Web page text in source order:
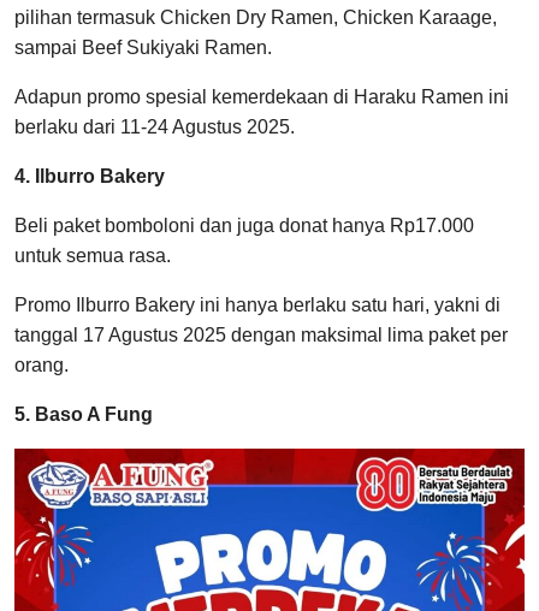
pilihan termasuk Chicken Dry Ramen, Chicken Karaage,
sampai Beef Sukiyaki Ramen.
Adapun promo spesial kemerdekaan di Haraku Ramen ini
berlaku dari 11-24 Agustus 2025.
4. Ilburro Bakery
Beli paket bomboloni dan juga donat hanya Rp17.000
untuk semua rasa.
Promo Ilburro Bakery ini hanya berlaku satu hari, yakni di
tanggal 17 Agustus 2025 dengan maksimal lima paket per
orang.
5. Baso A Fung